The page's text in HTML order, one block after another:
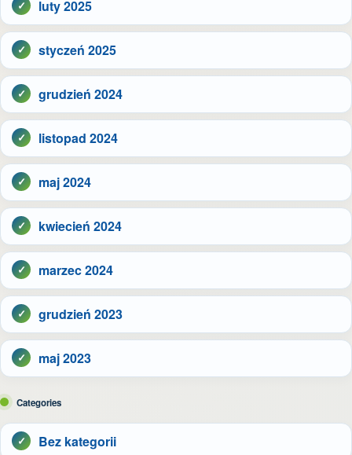
luty 2025
styczeń 2025
grudzień 2024
listopad 2024
maj 2024
kwiecień 2024
marzec 2024
grudzień 2023
maj 2023
Categories
Bez kategorii